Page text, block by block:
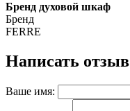
Бренд духовой шкаф
Бренд
FERRE
Написать отзыв
Ваше имя: